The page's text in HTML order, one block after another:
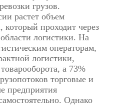
грузов.
растет объем
который проходит через
логистики. На
операторам,
логистики,
а 73%
торговые и
предприятия
Однако